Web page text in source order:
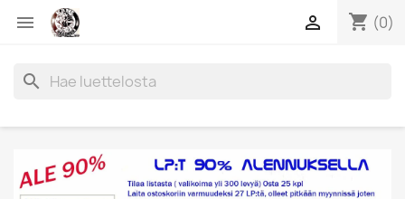
 shopping_cart (0)

search